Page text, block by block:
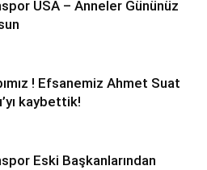
USA – Anneler Gününüz
! Efsanemiz Ahmet Suat
kaybettik!
Eski Başkanlarından